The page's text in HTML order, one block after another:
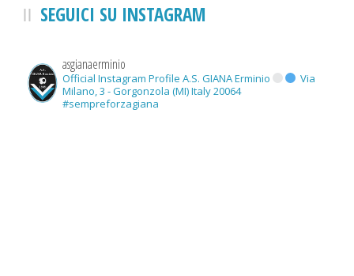
SEGUICI SU INSTAGRAM
asgianaerminio
Official Instagram Profile A.S. GIANA Erminio
Via
Milano, 3 - Gorgonzola (MI) Italy 20064
#sempreforzagiana